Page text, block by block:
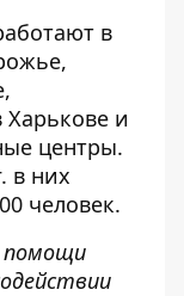
в
и
центры.
в них
человек.
помощи